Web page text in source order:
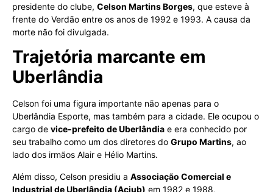
presidente do clube, Celson Martins Borges, que esteve à
frente do Verdão entre os anos de 1992 e 1993. A causa da
morte não foi divulgada.
Trajetória marcante em
Uberlândia
Celson foi uma figura importante não apenas para o
Uberlândia Esporte, mas também para a cidade. Ele ocupou o
cargo de vice-prefeito de Uberlândia e era conhecido por
seu trabalho como um dos diretores do Grupo Martins, ao
lado dos irmãos Alair e Hélio Martins.
Além disso, Celson presidiu a Associação Comercial e
Industrial de Uberlândia (Aciub) em 1982 e 1988,